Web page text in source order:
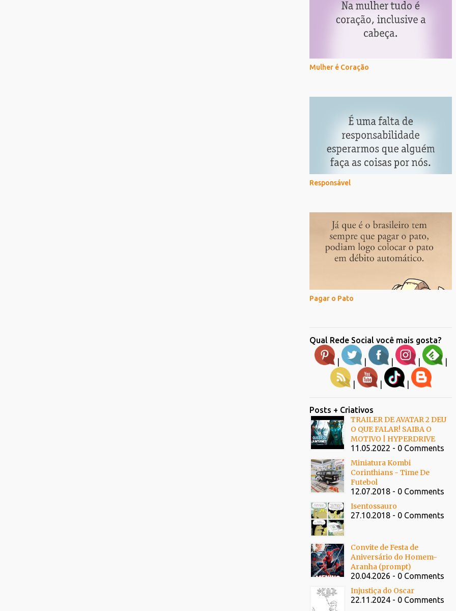
Mulher é Coração
Responsável
Pagar o Pato
Qual Rede Social você mais gosta?
| | | | |
| | |
Posts + Criativos
TRAILER DE AVATAR 2 DEU
O QUE FALAR! SAIBA O
MOTIVO | HYPERDRIVE
11.05.2022 - 0 Comments
Miniatura Kombi
Corinthians - Time De
Futebol
12.07.2018 - 0 Comments
Isentossauro
27.10.2018 - 0 Comments
Convite de Festa de
Aniversário do Homem-
Aranha (prompt)
20.04.2026 - 0 Comments
Injustiça do Oscar
22.11.2024 - 0 Comments